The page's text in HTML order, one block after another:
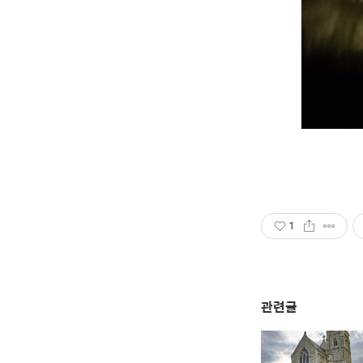
1
관련글